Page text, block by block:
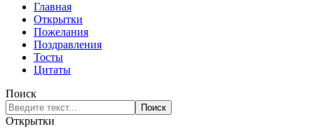
Главная
Открытки
Пожелания
Поздравления
Тосты
Цитаты
Поиск
Поиск
Открытки